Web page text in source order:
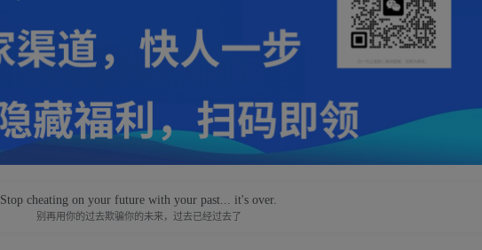
Stop cheating on your future with your past... it's over.
别再用你的过去欺骗你的未来，过去已经过去了